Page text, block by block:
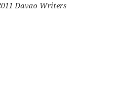
Davao Writers